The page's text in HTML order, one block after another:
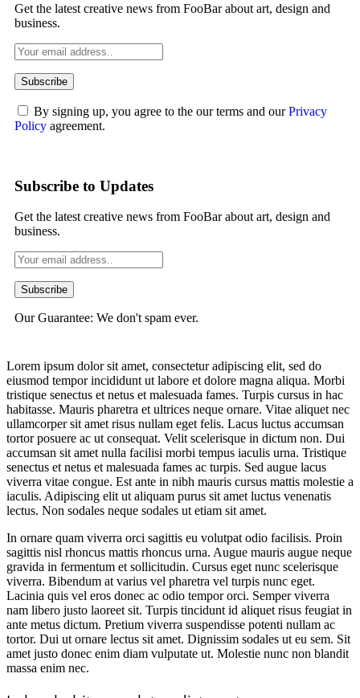
Get the latest creative news from FooBar about art, design and
business.
By signing up, you agree to the our terms and ourPrivacy
Policy agreement.
Subscribe to Updates
Get the latest creative news from FooBar about art, design and
business.
Our Guarantee: We don't spam ever.
Lorem ipsum dolor sit amet, consectetur adipiscing elit, sed do
eiusmod tempor incididunt ut labore et dolore magna aliqua. Morbi
tristique senectus et netus et malesuada fames. Turpis cursus in hac
habitasse. Mauris pharetra et ultrices neque ornare. Vitae aliquet nec
ullamcorper sit amet risus nullam eget felis. Lacus luctus accumsan
tortor posuere ac ut consequat. Velit scelerisque in dictum non. Dui
accumsan sit amet nulla facilisi morbi tempus iaculis urna. Tristique
senectus et netus et malesuada fames ac turpis. Sed augue lacus
viverra vitae congue. Est ante in nibh mauris cursus mattis molestie a
iaculis. Adipiscing elit ut aliquam purus sit amet luctus venenatis
lectus. Non sodales neque sodales ut etiam sit amet.
In ornare quam viverra orci sagittis eu volutpat odio facilisis. Proin
sagittis nisl rhoncus mattis rhoncus urna. Augue mauris augue neque
gravida in fermentum et sollicitudin. Cursus eget nunc scelerisque
viverra. Bibendum at varius vel pharetra vel turpis nunc eget.
Lacinia quis vel eros donec ac odio tempor orci. Semper viverra
nam libero justo laoreet sit. Turpis tincidunt id aliquet risus feugiat in
ante metus dictum. Pretium viverra suspendisse potenti nullam ac
tortor. Dui ut ornare lectus sit amet. Dignissim sodales ut eu sem. Sit
amet justo donec enim diam vulputate ut. Molestie nunc non blandit
massa enim nec.